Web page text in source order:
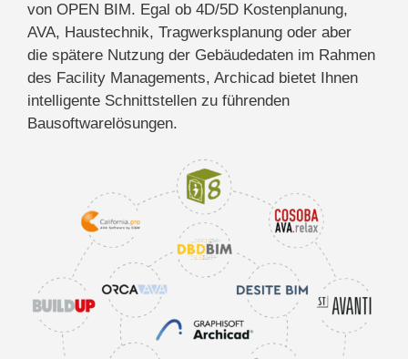
von OPEN BIM. Egal ob 4D/5D Kostenplanung,
AVA, Haustechnik, Tragwerksplanung oder aber
die spätere Nutzung der Gebäudedaten im Rahmen
des Facility Managements, Archicad bietet Ihnen
intelligente Schnittstellen zu führenden
Bausoftwarelösungen.